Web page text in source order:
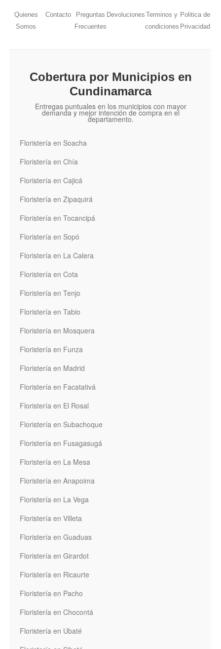
Quienes
Somos
Contacto
Preguntas
Frecuentes
Devoluciones Terminos y
condiciones
Politica de
Privacidad
Cobertura por Municipios en
Cundinamarca
Entregas puntuales en los municipios con mayor
demanda y mejor intención de compra en el
departamento.
Floristería en Soacha
Floristería en Chía
Floristería en Cajicá
Floristería en Zipaquirá
Floristería en Tocancipá
Floristería en Sopó
Floristería en La Calera
Floristería en Cota
Floristería en Tenjo
Floristería en Tabio
Floristería en Mosquera
Floristería en Funza
Floristería en Madrid
Floristería en Facatativá
Floristería en El Rosal
Floristería en Subachoque
Floristería en Fusagasugá
Floristería en La Mesa
Floristería en Anapoima
Floristería en La Vega
Floristería en Villeta
Floristería en Guaduas
Floristería en Girardot
Floristería en Ricaurte
Floristería en Pacho
Floristería en Chocontá
Floristería en Ubaté